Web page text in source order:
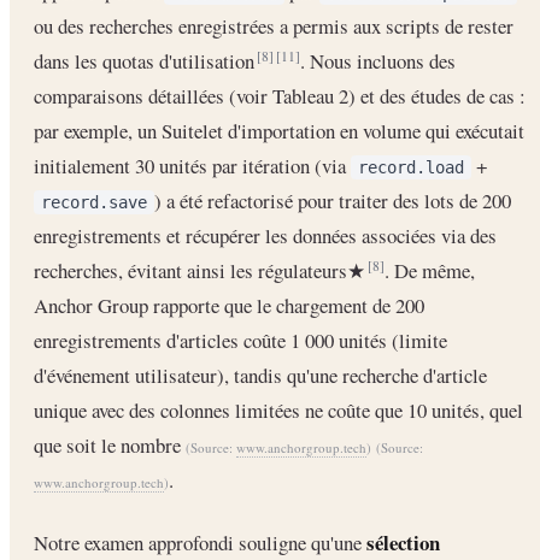
ou des recherches enregistrées a permis aux scripts de rester
dans les quotas d'utilisation[8] [11]. Nous incluons des
comparaisons détaillées (voir Tableau 2) et des études de cas :
par exemple, un Suitelet d'importation en volume qui exécutait
initialement 30 unités par itération (via
record.load +
record.save ) a été refactorisé pour traiter des lots de 200
enregistrements et récupérer les données associées via des
recherches, évitant ainsi les régulateurs★[8]. De même,
Anchor Group rapporte que le chargement de 200
enregistrements d'articles coûte 1 000 unités (limite
d'événement utilisateur), tandis qu'une recherche d'article
unique avec des colonnes limitées ne coûte que 10 unités, quel
que soit le nombre (Source: www.anchorgroup.tech) (Source:
www.anchorgroup.tech).
Notre examen approfondi souligne qu'unesélection